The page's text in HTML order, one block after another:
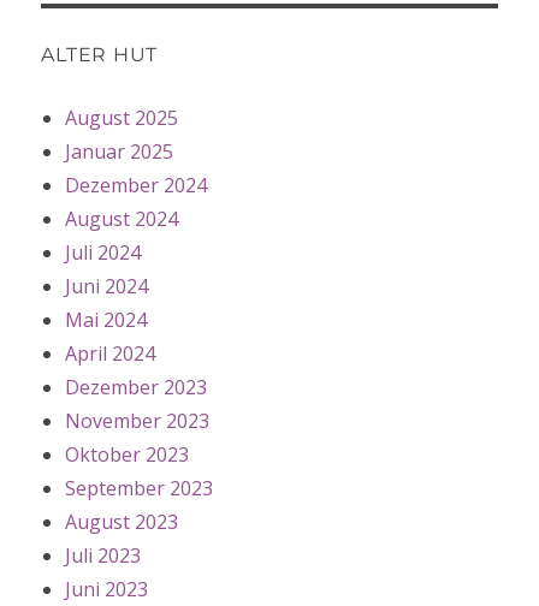
ALTER HUT
August 2025
Januar 2025
Dezember 2024
August 2024
Juli 2024
Juni 2024
Mai 2024
April 2024
Dezember 2023
November 2023
Oktober 2023
September 2023
August 2023
Juli 2023
Juni 2023